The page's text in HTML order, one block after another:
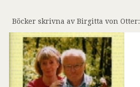
Böcker skrivna av Birgitta von Otter: